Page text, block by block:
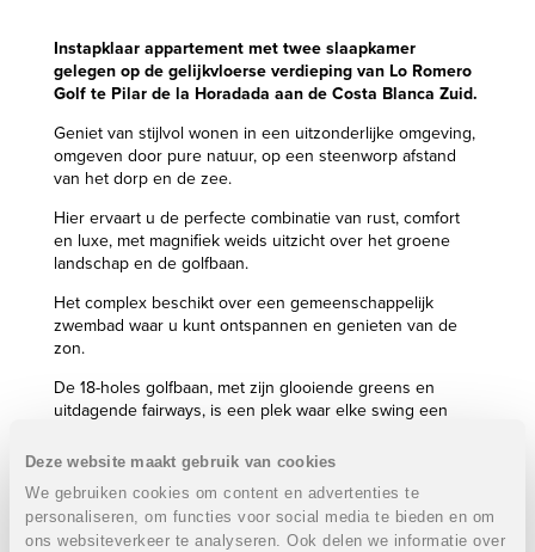
Deze website maakt gebruik van cookies
We gebruiken cookies om content en advertenties te
personaliseren, om functies voor social media te bieden en om
ons websiteverkeer te analyseren. Ook delen we informatie over
Instapklaar appartement met twee slaapkamer
gelegen op de gelijkvloerse verdieping van Lo Romero
Golf te Pilar de la Horadada aan de Costa Blanca Zuid.
Geniet van stijlvol wonen in een uitzonderlijke omgeving,
omgeven door pure natuur, op een steenworp afstand
van het dorp en de zee.
Hier ervaart u de perfecte combinatie van rust, comfort
en luxe, met magnifiek weids uitzicht over het groene
landschap en de golfbaan.
Het complex beschikt over een gemeenschappelijk
zwembad waar u kunt ontspannen en genieten van de
zon.
De 18-holes golfbaan, met zijn glooiende greens en
uitdagende fairways, is een plek waar elke swing een
herinnering wordt.
Kortom volop genieten & dit met eerste lijn golfzicht!
Eigenschappen: